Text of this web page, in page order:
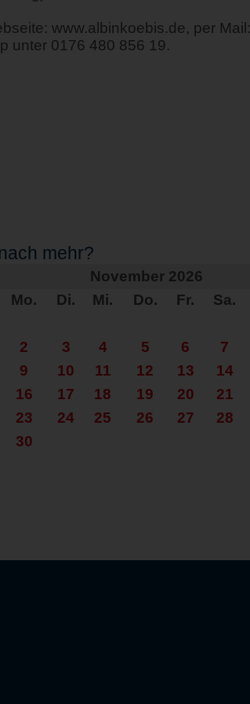
www.albinkoebis.de, per Mail:
unter 0176 480 856 19.
mehr?
November 2026
Mo.
Di. Mi. Do. Fr. Sa.
2
3 4 5 6 7
9
10 11 12 13 14
16
17 18 19 20 21
23
24 25 26 27 28
30